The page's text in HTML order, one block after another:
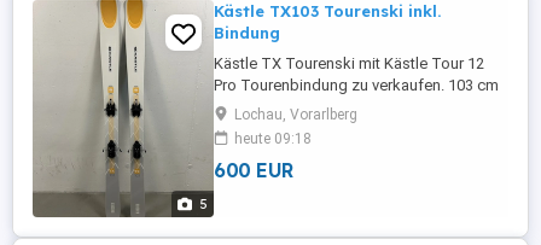
5
Kästle TX103 Tourenski inkl.
Bindung
Kästle TX Tourenski mit Kästle Tour 12
Pro Tourenbindung zu verkaufen. 103 cm
Länge 103 mm Breite 15,4 m Radius Sehr
stabiler und trotzdem leichter Freetouren
Ski. Sehr drehfreudig. Belag und Kanten
sind ohne Schäden, Oberfläche mit
Lochau, Vorarlberg
heute 09:18
600 EUR